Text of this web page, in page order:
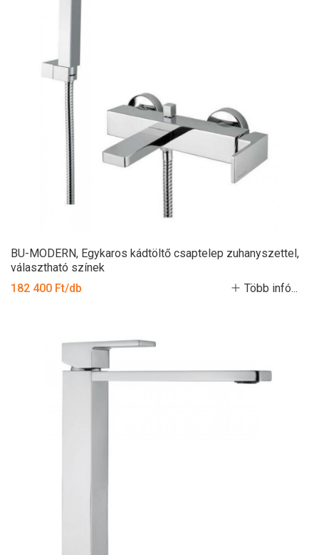
BU-MODERN, Egykaros kádtöltő csaptelep zuhanyszettel,
választható színek
182 400 Ft/db
Több infó...